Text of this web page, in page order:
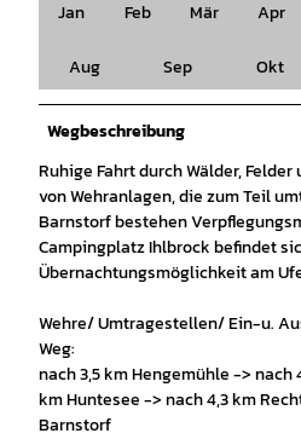
Jan Feb Mär Apr
Aug Sep Okt
Wegbeschreibung
Ruhige Fahrt durch Wälder,
von Wehranlagen, die zum Teil
Barnstorf bestehen
Campingplatz Ihlbrock befindet
Übernachtungsmöglichkeit am
Wehre/ Umtragestellen/ Ein-u.
Weg:
nach 3,5 km Hengemühle -> nach
km Huntesee -> nach 4,3 km
Barnstorf